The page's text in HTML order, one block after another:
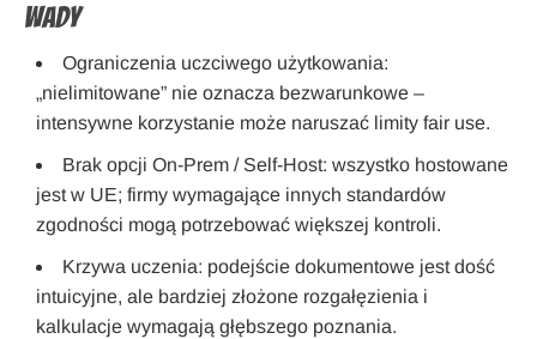
Wady
Ograniczenia uczciwego użytkowania:
„nielimitowane” nie oznacza bezwarunkowe –
intensywne korzystanie może naruszać limity fair use.
Brak opcji On-Prem / Self-Host: wszystko hostowane
jest w UE; firmy wymagające innych standardów
zgodności mogą potrzebować większej kontroli.
Krzywa uczenia: podejście dokumentowe jest dość
intuicyjne, ale bardziej złożone rozgałęzienia i
kalkulacje wymagają głębszego poznania.